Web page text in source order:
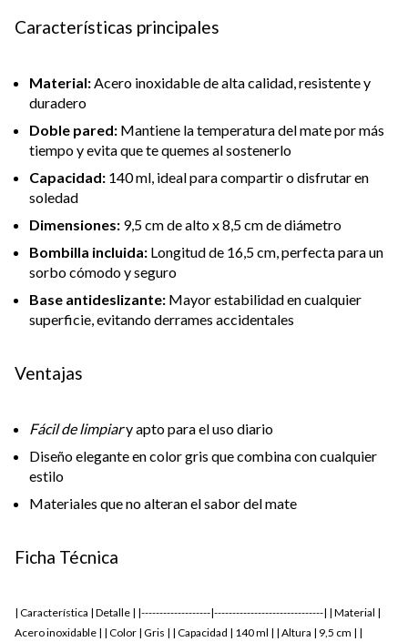
Características principales
Material:Acero inoxidable de alta calidad, resistente y
duradero
Doble pared: Mantiene la temperatura del mate por más
tiempo y evita que te quemes al sostenerlo
Capacidad: 140 ml, ideal para compartir o disfrutar en
soledad
Dimensiones: 9,5 cm de alto x 8,5 cm de diámetro
Bombilla incluida: Longitud de 16,5 cm, perfecta para un
sorbo cómodo y seguro
Base antideslizante: Mayor estabilidad en cualquier
superficie, evitando derrames accidentales
Ventajas
Fácil de limpiary apto para el uso diario
Diseño elegante en color gris que combina con cualquier
estilo
Materiales que no alteran el sabor del mate
Ficha Técnica
| Característica | Detalle | |-------------------|------------------------------| | Material |
Acero inoxidable | | Color | Gris | | Capacidad | 140 ml | | Altura | 9,5 cm | |